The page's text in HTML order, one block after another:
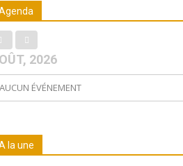
2026
AUCUN ÉVÉNEMENT
la une